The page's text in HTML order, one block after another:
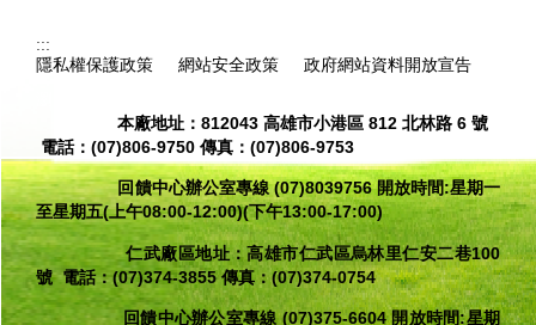
:::
隱私權保護政策
網站安全政策
政府網站資料開放宣告
本廠地址：812043 高雄市小港區 812 北林路 6 號
電話：(07)806-9750 傳真：(07)806-9753
回饋中心辦公室專線(07)8039756 開放時間:星期一
至星期五(上午08:00-12:00)(下午13:00-17:00)
仁武廠區地址：高雄市仁武區烏林里仁安二巷100
號 電話：(07)374-3855 傳真：(07)374-0754
回饋中心辦公室專線 (07)375-6604 開放時間:星期